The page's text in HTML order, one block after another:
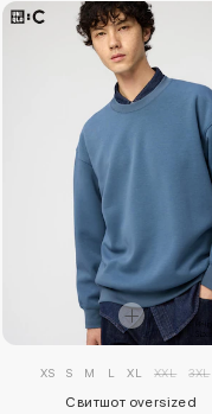
XS S M L XL XXL 3XL
Свитшот oversized